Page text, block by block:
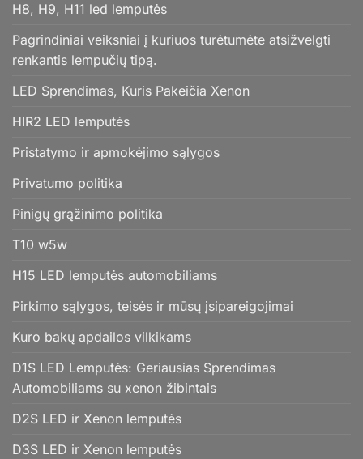
H8, H9, H11 led lemputės
Pagrindiniai veiksniai į kuriuos turėtumėte atsižvelgti
renkantis lempučių tipą.
LED Sprendimas, Kuris Pakeičia Xenon
HIR2 LED lemputės
Pristatymo ir apmokėjimo sąlygos
Privatumo politika
Pinigų grąžinimo politika
T10 w5w
H15 LED lemputės automobiliams
Pirkimo sąlygos, teisės ir mūsų įsipareigojimai
Kuro bakų apdailos vilkikams
D1S LED Lemputės: Geriausias Sprendimas
Automobiliams su xenon žibintais
D2S LED ir Xenon lemputės
D3S LED ir Xenon lemputės